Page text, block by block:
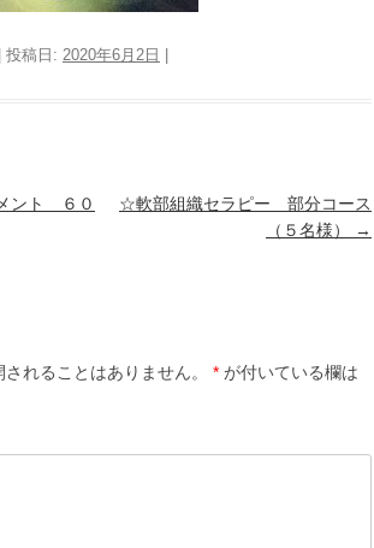
| 投稿日: 2020年6月2日
ント ６０
☆軟部組織セラピー 部分コース
（５名様）
→
れることはありません。 * が付いている欄は